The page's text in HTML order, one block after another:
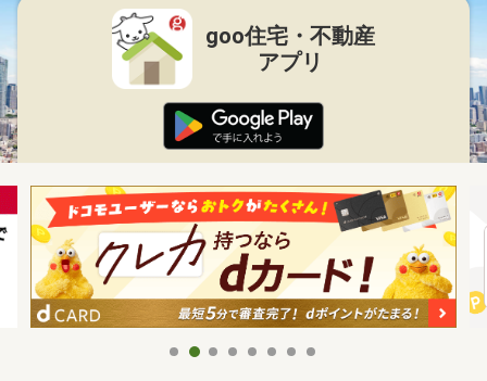
goo住宅・不動産
アプリ